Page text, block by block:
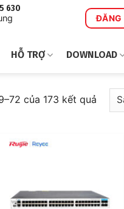
630
ĐĂNG
HỖ TRỢ DOWNLOAD
của 173 kết quảĐã
sắp